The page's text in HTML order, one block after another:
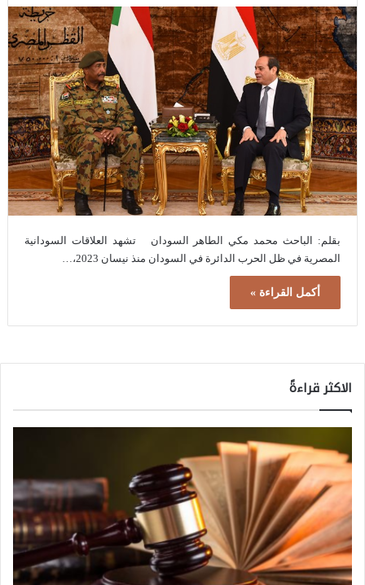
بقلم: الباحث محمد مكي الطاهر السودان تشهد العلاقات السودانية
المصرية في ظل الحرب الدائرة في السودان منذ نيسان 2023،…
أكمل القراءة »
الاكثر قراءةً